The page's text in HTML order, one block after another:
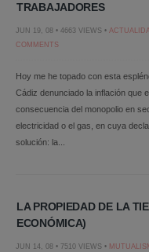
TRABAJADORES
JUN 19, 08 • 4663 VIEWS •
COMMENTS
Hoy me he topado con esta
Cádiz denunciado la inflación que
consecuencia del monopolio en
electricidad o el gas, en cuya
solución: la...
LA PROPIEDAD DE LA
ECONÓMICA)
JUN 14, 08 • 7510 VIEWS •